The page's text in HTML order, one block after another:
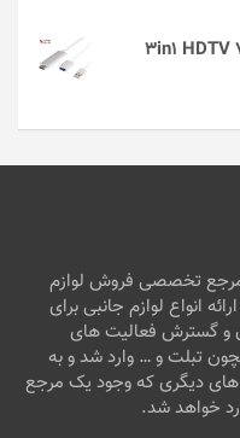
مرجع تخصصی فروش لوازم
را از سال ۹۸ با هدف ارائه انواع لوازم جانبی برای
و گسترش فعالیت های
تبلت و … وارد شد و به
های دیگری که وجود یک مرجع
خواهد شد.